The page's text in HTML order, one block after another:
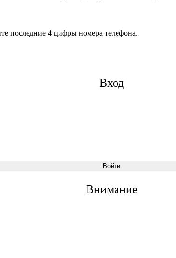
последние 4 цифры номера телефона.
Вход
Войти
Внимание